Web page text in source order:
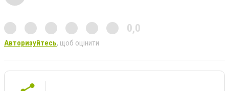
0,0
Авторизуйтесь, щоб оцінити